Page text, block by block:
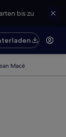
bis zu
Macé